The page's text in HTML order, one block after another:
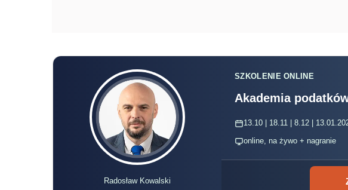
Radosław Kowalski
SZKOLENIE ONLINE
Akademia
13.10 | 18.11 | 8.12 |
online, na żywo + nagranie